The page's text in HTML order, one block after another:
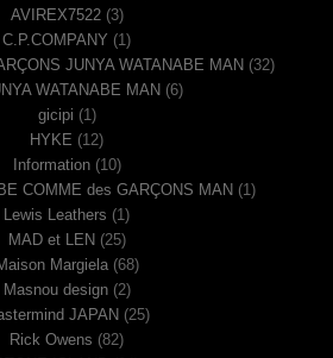
AVIREX7522(3)
C.P.COMPANY (1)
JUNYA WATANABE MAN (32)
WATANABE MAN (6)
gicipi (1)
HYKE (12)
Information(10)
COMME des GARÇONS MAN (1)
Lewis Leathers (1)
MAD et LEN (25)
Margiela(68)
Masnou design(2)
JAPAN (25)
Rick Owens (82)